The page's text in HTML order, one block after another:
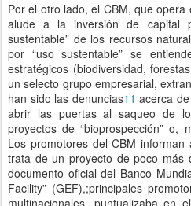
Por el otro lado, el CBM, que
alude a la inversión de capital
sustentable” de los recursos
por “uso sustentable” se
estratégicos (biodiversidad,
un selecto grupo empresarial,
han sido las denuncias11 acerca
abrir las puertas al saqueo de
proyectos de “bioprospección” o,
Los promotores del CBM
trata de un proyecto de poco más
documento oficial del Banco
Facility” (GEF),;principales
multinacionales, puntualizaba en